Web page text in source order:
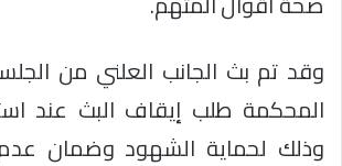
وقد تم بث الجانب العلني من
المحكمة طلب إيقاف البث عند
وذلك لحماية الشهود وضمان